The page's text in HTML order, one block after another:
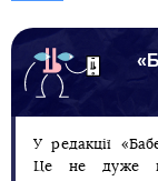
У редакції
Це не дуже